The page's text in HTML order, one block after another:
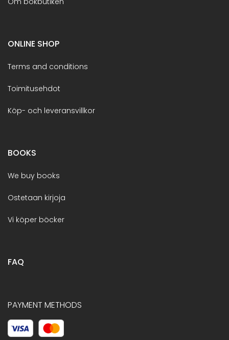
ONLINE SHOP
Terms and conditions
Toimitusehdot
Köp- och leveransvillkor
BOOKS
We buy books
Ostetaan kirjoja
Vi köper böcker
FAQ
PAYMENT METHODS